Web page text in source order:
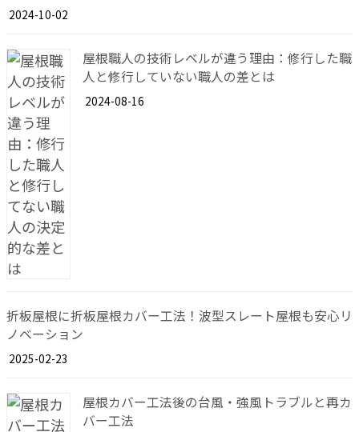
2024-10-02
屋根職人の技術レベルが違う理由：修行した職
人と修行していない職人の差とは
2024-08-16
折板屋根に折板屋根カバー工法！波型スレート屋根も安心リ
ノベーション
2025-02-23
屋根カバー工法後の台風・強風トラブルと再カ
バー工法